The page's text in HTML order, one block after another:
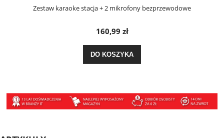
Zestaw karaoke stacja + 2 mikrofony bezprzewodowe
160,99 zł
DO KOSZYKA